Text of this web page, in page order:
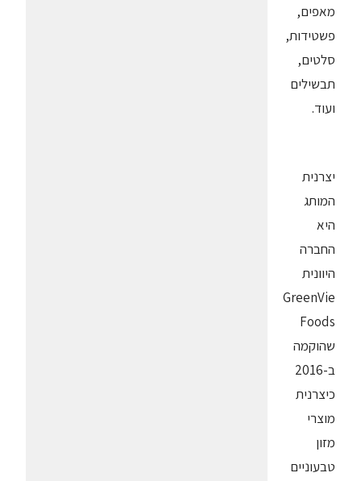
מאפים,
פשטידות,
סלטים,
תבשילים
ועוד.
יצרנית
המותג
היא
החברה
היוונית
GreenVie
Foods
שהוקמה
ב-2016
כיצרנית
מוצרי
מזון
טבעוניים